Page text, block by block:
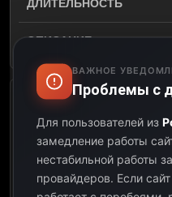
ВАЖНОЕ
Проблемы с
Для пользователей из
замедление работы
нестабильной работы
провайдеров. Если